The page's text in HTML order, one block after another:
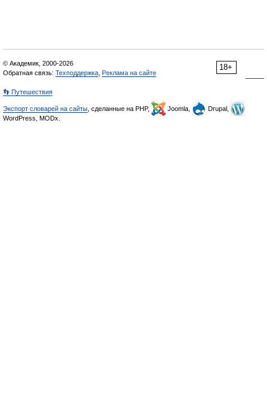
18+
© Академик, 2000-2026
Обратная связь: Техподдержка Реклама на сайте
👣 Путешествия
Экспорт словарей на сайты , сделанные на PHP, Joomla,
Drupal,
WordPress, MODx.